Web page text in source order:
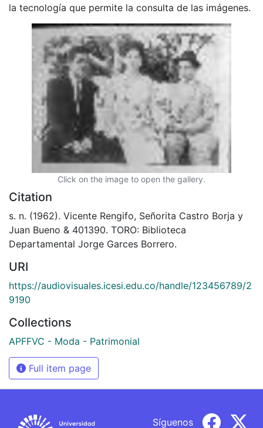
la tecnología que permite la consulta de las imágenes.
Click on the image to open the gallery.
Citation
s. n. (1962). Vicente Rengifo, Señorita Castro Borja y
Juan Bueno & 401390. TORO: Biblioteca
Departamental Jorge Garces Borrero.
URI
https://audiovisuales.icesi.edu.co/handle/123456789/2
9190
Collections
APFFVC - Moda - Patrimonial
Full item page
Síguenos